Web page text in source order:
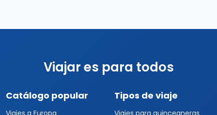
Viajar es para todos
Catálogo popular
Viajes a Europa
Tipos de viaje
Viajes para quinceaneras